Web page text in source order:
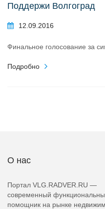
Поддержи Волгоград
12.09.2016
Финальное голосование за
Подробно
О нас
Портал VLG.RADVER.RU —
современный
помощник на рынке